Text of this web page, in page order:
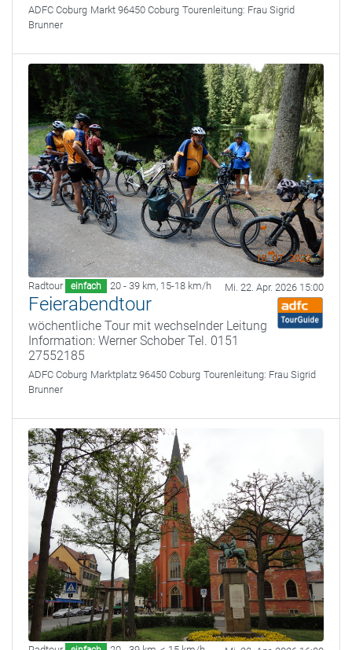
ADFC Coburg Markt 96450 Coburg Tourenleitung: Frau Sigrid
Brunner
Radtour einfach 20 - 39 km, 15-18 km/h Mi. 22. Apr. 2026 15:00
Feierabendtour
wöchentliche Tour mit wechselnder Leitung
Information: Werner Schober Tel. 0151
27552185
ADFC Coburg Marktplatz 96450 Coburg Tourenleitung: Frau Sigrid
Brunner